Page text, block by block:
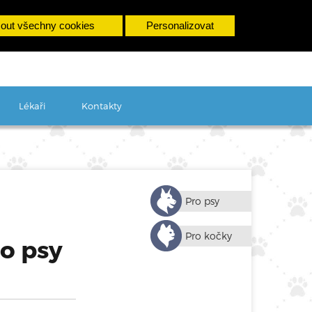
všechny cookies Personalizovat
Lékaři Kontakty
Pro psy
Pro kočky
psy